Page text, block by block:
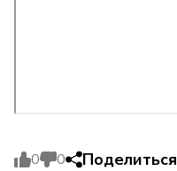
0 0 Поделиться